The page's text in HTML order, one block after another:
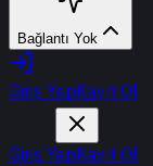
Bağlantı Yok
Giriş YapKayıt Ol
Giriş YapKayıt Ol